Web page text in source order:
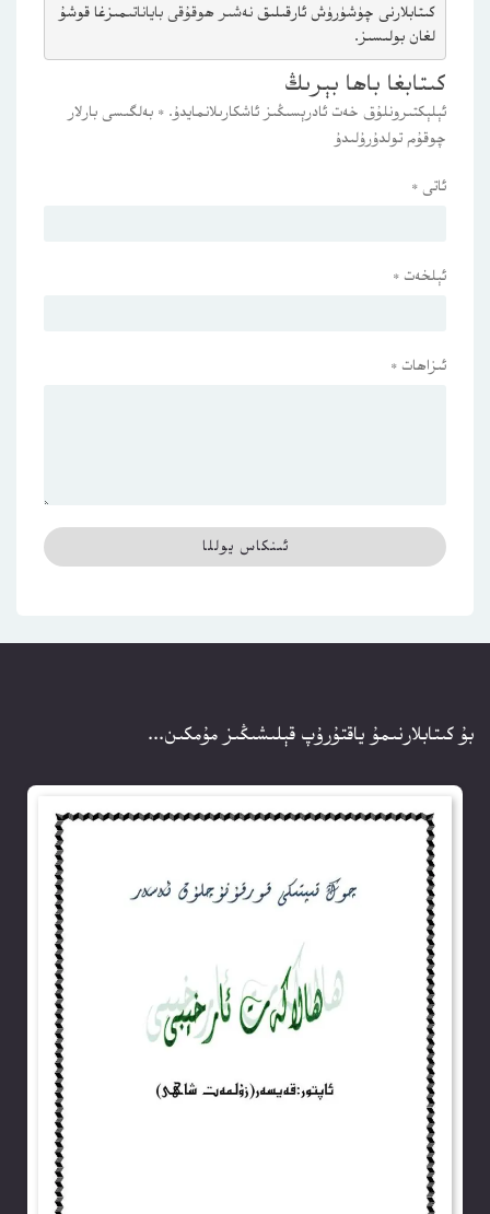
كىتابلارنى چۈشۈرۈش ئارقىلىق نەشىر ھوقۇقى باياناتىمىزغا قوشۇ
لغان بولىسىز.
كىتابغا باھا بېرىڭ
ئېلېكتىرونلۇق خەت ئادرېسىڭىز ئاشكارىلانمايدۇ. * بەلگىسى بارلار
چوقۇم تولدۇرۇلىدۇ
ئاتى *
ئېلخەت *
ئىزاھات *
بۇ كىتابلارنىمۇ ياقتۇرۇپ قېلىشىڭىز مۇمكىن...